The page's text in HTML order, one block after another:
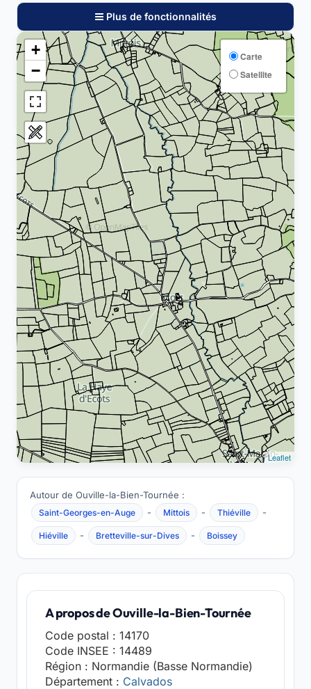
Plus de fonctionnalités
+
−
Carte
Satellite
Leaflet
Autour de Ouville-la-Bien-Tournée :
Saint-Georges-en-Auge - Mittois - Thiéville -
Hiéville - Bretteville-sur-Dives - Boissey
A propos de Ouville-la-Bien-Tournée
Code postal : 14170
Code INSEE : 14489
Région : Normandie (Basse Normandie)
Département : Calvados